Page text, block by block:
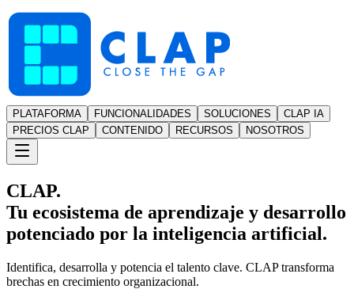
PLATAFORMA FUNCIONALIDADES SOLUCIONES
CLAP IA
PRECIOS CLAP
CONTENIDO RECURSOS NOSOTROS
CLAP.
Tu ecosistema de aprendizaje y desarrollo
potenciado por la inteligencia artificial.
Identifica, desarrolla y potencia el talento clave. CLAP transforma
brechas en crecimiento organizacional.